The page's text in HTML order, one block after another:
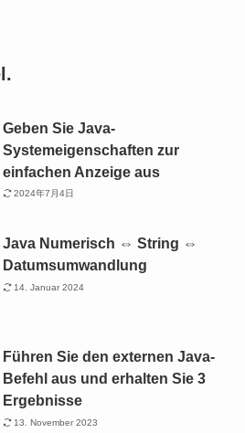
Geben Sie Java-
Systemeigenschaften zur
einfachen Anzeige aus
2024年7月4日
Java Numerisch ⇔ String ⇔
Datumsumwandlung
14. Januar 2024
Führen Sie den externen Java-
Befehl aus und erhalten Sie 3
Ergebnisse
13. November 2023